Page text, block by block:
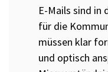
Xray für
TestSolutions
E-Mails sind in
für die
müssen klar
und optisch